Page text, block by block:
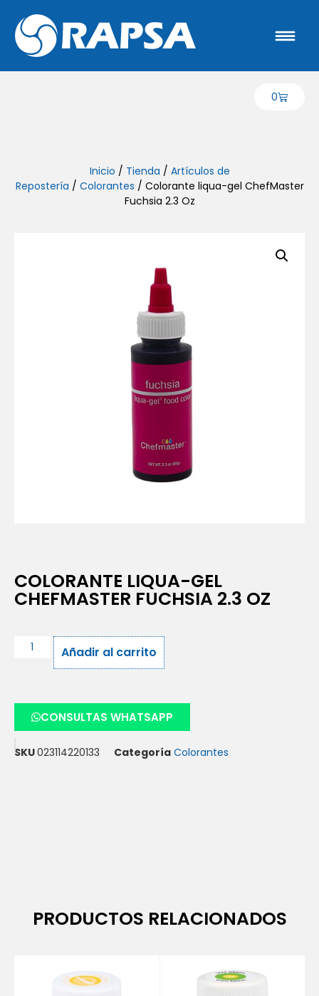
0
Inicio / Tienda / Artículos de
Repostería / Colorantes / Colorante liqua-gel ChefMaster
Fuchsia 2.3 Oz
COLORANTE LIQUA-GEL
CHEFMASTER FUCHSIA 2.3 OZ
Añadir al carrito
CONSULTAS WHATSAPP
SKU023114220133 Categoría Colorantes
PRODUCTOS RELACIONADOS